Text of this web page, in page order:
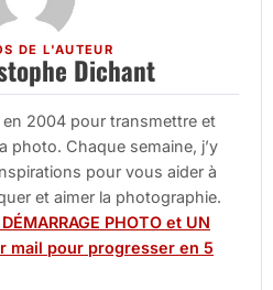
DE L'AUTEUR
Dichant
en 2004 pour transmettre et
photo. Chaque semaine, j’y
pour vous aider à
et aimer la photographie.
PHOTO et UN
mail pour progresser en 5